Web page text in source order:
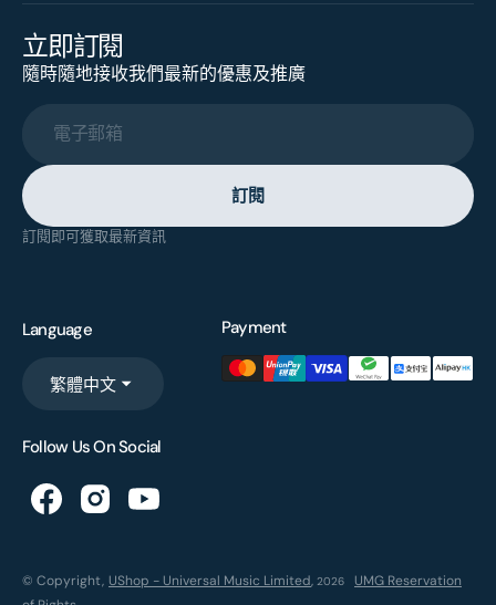
立即訂閱
隨時隨地接收我們最新的優惠及推廣
電子郵箱
訂閱
訂閱即可獲取最新資訊
Language
繁體中文
Payment
Follow Us On Social
© Copyright, UShop - Universal Music Limited, 2026
UMG Reservation